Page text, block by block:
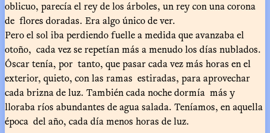
oblicuo, parecía el rey de los árboles, un rey con una corona
de flores doradas. Era algo único de ver.
Pero el sol iba perdiendo fuelle a medida que avanzaba el
otoño, cada vez se repetían más a menudo los días nublados.
Óscar tenía, por tanto, que pasar cada vez más horas en el
exterior, quieto, con las ramas estiradas, para aprovechar
cada brizna de luz. También cada noche dormía más y
lloraba ríos abundantes de agua salada. Teníamos, en aquella
época del año, cada día menos horas de luz.